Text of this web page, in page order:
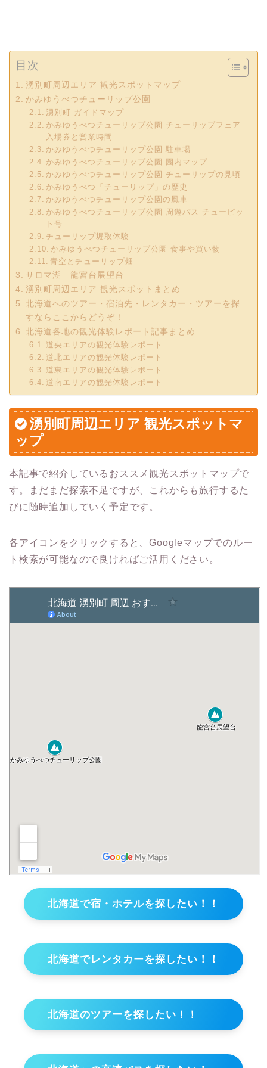
目次
湧別町周辺エリア 観光スポットマップ
かみゆうべつチューリップ公園
湧別町 ガイドマップ
かみゆうべつチューリップ公園 チューリップフェア
入場券と営業時間
かみゆうべつチューリップ公園 駐車場
かみゆうべつチューリップ公園 園内マップ
かみゆうべつチューリップ公園 チューリップの見頃
かみゆうべつ「チューリップ」の歴史
かみゆうべつチューリップ公園の風車
かみゆうべつチューリップ公園 周遊バス チューピッ
ト号
チューリップ堀取体験
かみゆうべつチューリップ公園 食事や買い物
青空とチューリップ畑
サロマ湖 龍宮台展望台
湧別町周辺エリア 観光スポットまとめ
北海道へのツアー・宿泊先・レンタカー・ツアーを探
すならここからどうぞ！
北海道各地の観光体験レポート記事まとめ
道央エリアの観光体験レポート
道北エリアの観光体験レポート
道東エリアの観光体験レポート
道南エリアの観光体験レポート
湧別町周辺エリア 観光スポットマ
ップ
本記事で紹介しているおススメ観光スポットマップで
す。まだまだ探索不足ですが、これからも旅行するた
びに随時追加していく予定です。
各アイコンをクリックすると、Googleマップでのルー
ト検索が可能なので良ければご活用ください。
北海道で宿・ホテルを探したい！！
北海道でレンタカーを探したい！！
北海道のツアーを探したい！！